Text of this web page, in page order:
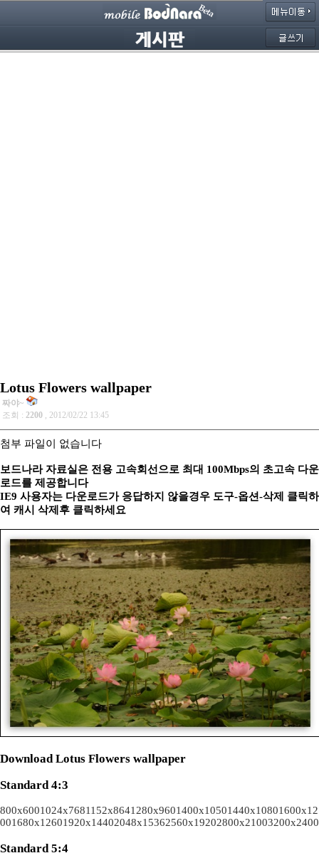
Lotus Flowers wallpaper
짜야~
조회 : 2200 , 2012/02/22 13:45
첨부 파일이 없습니다
보드나라 자료실은 전용 고속회선으로 최대 100Mbps의 초고속 다운
로드를 제공합니다
IE9 사용자는 다운로드가 응답하지 않을경우 도구-옵션-삭제 클릭하
여 캐시 삭제후 클릭하세요
Download Lotus Flowers wallpaper
Standard 4:3
800x6001024x7681152x8641280x9601400x10501440x10801600x12
001680x12601920x14402048x15362560x19202800x21003200x2400
Standard 5:4